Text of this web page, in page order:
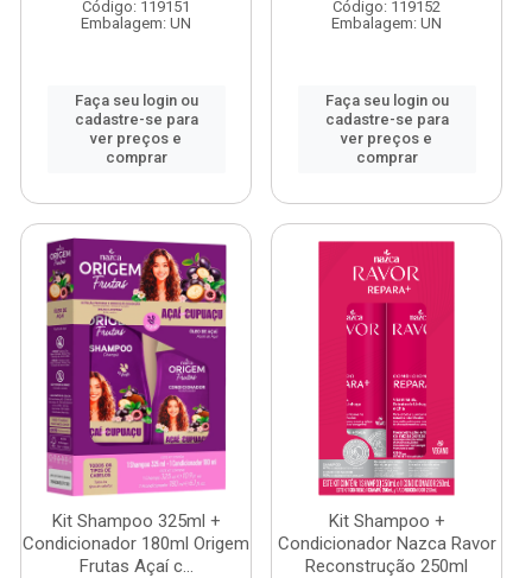
Código: 119151
Embalagem: UN
Faça seu login ou
cadastre-se para
ver preços e
comprar
Código: 119152
Embalagem: UN
Faça seu login ou
cadastre-se para
ver preços e
comprar
Kit Shampoo 325ml +
Condicionador 180ml Origem
Frutas Açaí c...
Kit Shampoo +
Condicionador Nazca Ravor
Reconstrução 250ml